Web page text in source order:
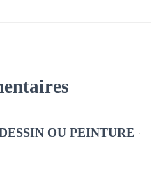
OU PEINTURE ·